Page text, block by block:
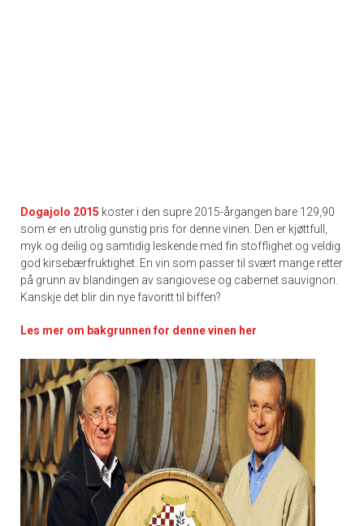
Dogajolo 2015 koster i den supre 2015-årgangen bare 129,90
som er en utrolig gunstig pris for denne vinen. Den er kjøttfull,
myk og deilig og samtidig leskende med fin stofflighet og veldig
god kirsebærfruktighet. En vin som passer til svært mange retter
på grunn av blandingen av sangiovese og cabernet sauvignon.
Kanskje det blir din nye favoritt til biffen?
Les mer om bakgrunnen for denne vinen her